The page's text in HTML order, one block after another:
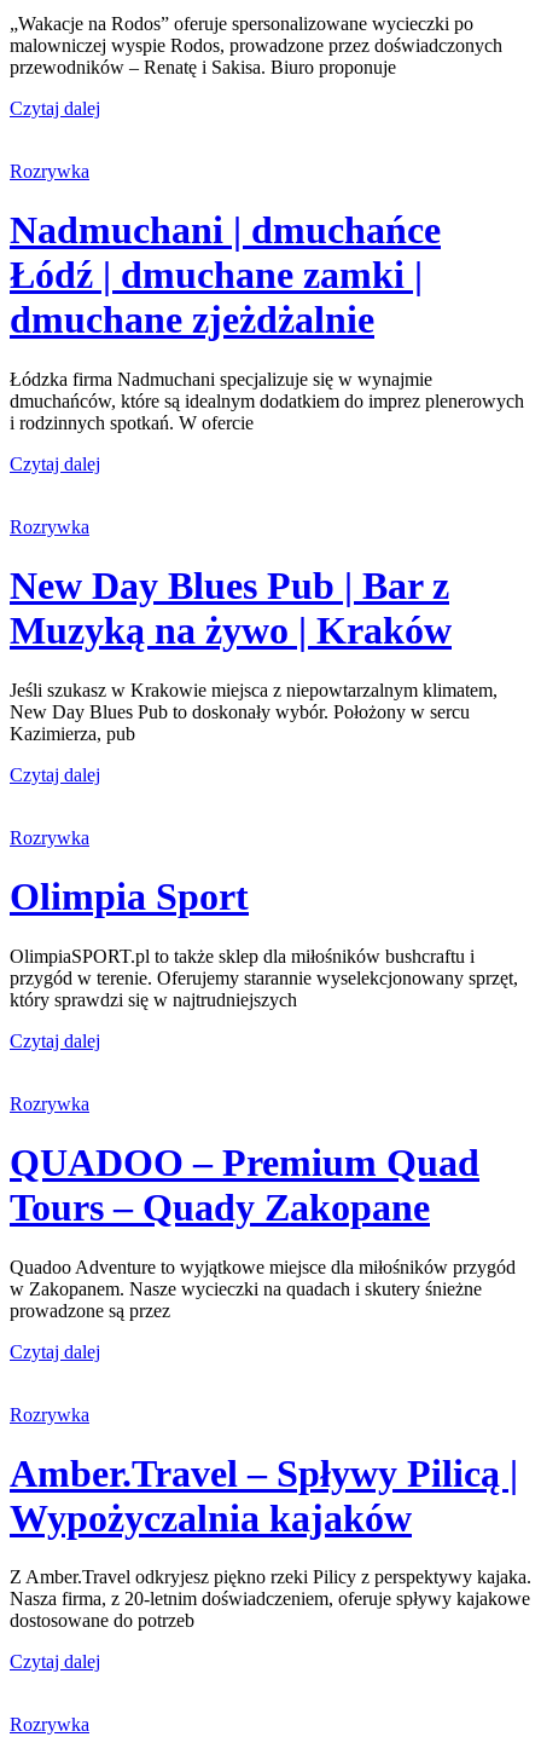
„Wakacje na Rodos” oferuje spersonalizowane wycieczki po
malowniczej wyspie Rodos, prowadzone przez doświadczonych
przewodników – Renatę i Sakisa. Biuro proponuje
Czytaj dalej
Rozrywka
Nadmuchani | dmuchańce
Łódź | dmuchane zamki |
dmuchane zjeżdżalnie
Łódzka firma Nadmuchani specjalizuje się w wynajmie
dmuchańców, które są idealnym dodatkiem do imprez plenerowych
i rodzinnych spotkań. W ofercie
Czytaj dalej
Rozrywka
New Day Blues Pub | Bar z
Muzyką na żywo | Kraków
Jeśli szukasz w Krakowie miejsca z niepowtarzalnym klimatem,
New Day Blues Pub to doskonały wybór. Położony w sercu
Kazimierza, pub
Czytaj dalej
Rozrywka
Olimpia Sport
OlimpiaSPORT.pl to także sklep dla miłośników bushcraftu i
przygód w terenie. Oferujemy starannie wyselekcjonowany sprzęt,
który sprawdzi się w najtrudniejszych
Czytaj dalej
Rozrywka
QUADOO – Premium Quad
Tours – Quady Zakopane
Quadoo Adventure to wyjątkowe miejsce dla miłośników przygód
w Zakopanem. Nasze wycieczki na quadach i skutery śnieżne
prowadzone są przez
Czytaj dalej
Rozrywka
Amber.Travel – Spływy Pilicą |
Wypożyczalnia kajaków
Z Amber.Travel odkryjesz piękno rzeki Pilicy z perspektywy kajaka.
Nasza firma, z 20-letnim doświadczeniem, oferuje spływy kajakowe
dostosowane do potrzeb
Czytaj dalej
Rozrywka